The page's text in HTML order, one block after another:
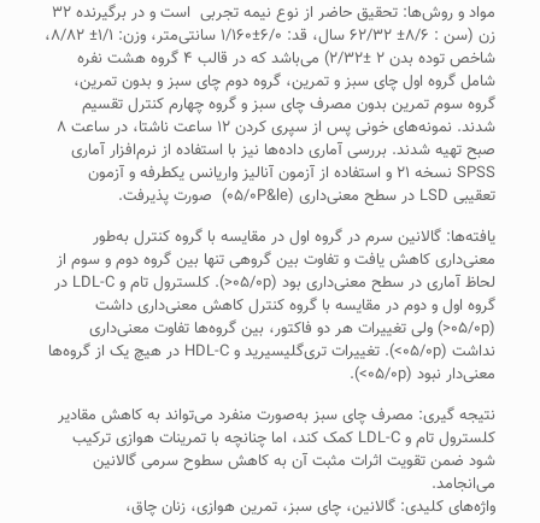
مواد و روش‌ها: تحقیق حاضر از نوع نیمه تجربی است و در برگیرنده ۳۲
زن (سن : ۸/۶± ۶۲/۳۲ سال، قد: ۶/۰±۱/۱۶۰ سانتی‌متر، وزن: ۱/۱± ۸/۸۲،
شاخص توده بدن ۲ ±۲/۳۲) می‌باشد که در قالب ۴ گروه هشت نفره
شامل گروه اول چای سبز و تمرین، گروه دوم چای سبز و بدون تمرین،
گروه سوم تمرین بدون مصرف چای سبز و گروه چهارم کنترل تقسیم
شدند. نمونه‌های خونی پس از سپری کردن ۱۲ ساعت ناشتا، در ساعت ۸
صبح تهیه شدند. بررسی آماری داده‌ها نیز با استفاده از نرم‌افزار آماری
SPSS نسخه ۲۱ و استفاده از آزمون آنالیز واریانس یکطرفه و آزمون
تعقیبی LSD در سطح معنی‌داری (۰۵/۰P&le) صورت پذیرفت.
یافته‌ها‌: گالانین سرم در گروه اول در مقایسه با گروه کنترل به‌طور
معنی‌داری کاهش یافت و تفاوت بین گروهی تنها بین گروه دوم و سوم از
لحاظ آماری در سطح معنی‌داری بود (۰۵/۰p<). کلسترول تام و LDL-C در
گروه اول و دوم در مقایسه با گروه کنترل کاهش معنی‌داری داشت
(۰۵/۰p<) ولی تغییرات هر دو فاکتور، بین گروه‌ها تفاوت معنی‌داری
نداشت (۰۵/۰p>). تغییرات تری‌گلیسیرید و HDL-C در هیچ یک از گروه‌ها
معنی‌دار نبود (۰۵/۰p>).
نتیجه گیری: مصرف چای سبز به‌صورت منفرد می‌تواند به کاهش مقادیر
کلسترول تام و LDL-C کمک کند، اما چنانچه با تمرینات هوازی ترکیب
شود ضمن تقویت اثرات مثبت آن به کاهش سطوح سرمی گالانین
می‌انجامد.
واژه‌های کلیدی: گالانین، چای سبز، تمرین هوازی، زنان چاق،